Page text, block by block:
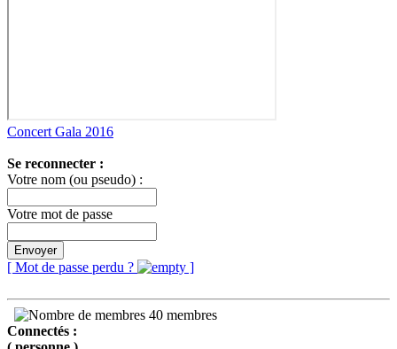
Concert Gala 2016
Se reconnecter :
Votre nom (ou pseudo) :
Votre mot de passe
Envoyer
[ Mot de passe perdu ? ]
40 membres
Connectés :